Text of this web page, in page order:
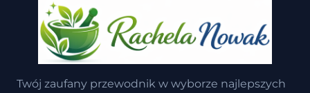
Twój zaufany przewodnik w wyborze najlepszych